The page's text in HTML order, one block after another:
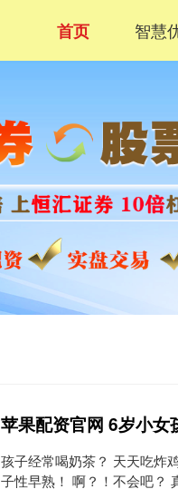
首页 智慧
孩子经常喝奶茶？ 天天吃炸
子性早熟！ 啊？！不会吧？